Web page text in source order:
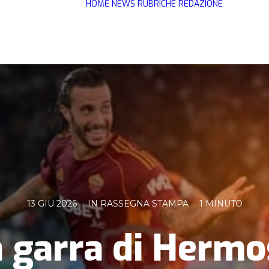
HOME NEWS RUBRICHE REDAZIONE
13 GIU 2026 IN RASSEGNA STAMPA 1 MINUTO
garra di